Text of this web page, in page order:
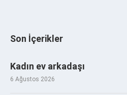
Son İçerikler
Kadın ev arkadaşı
6 Ağustos 2026